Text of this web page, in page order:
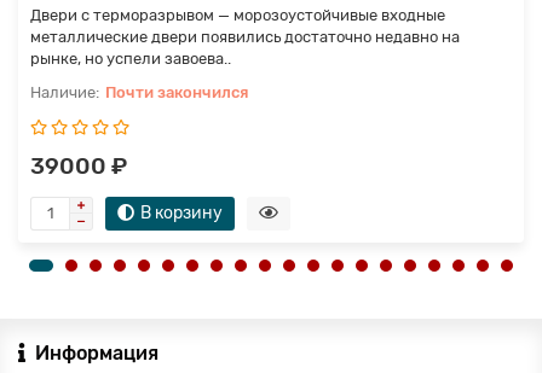
Двери с терморазрывом — морозоустойчивые входные
металлические двери появились достаточно недавно на
рынке, но успели завоева..
Почти закончился
39000 ₽
В корзину
Информация